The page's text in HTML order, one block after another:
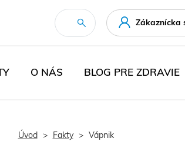
Zákaznícka
O NÁS BLOG PRE ZDRAVIE
Úvod Fakty Vápnik